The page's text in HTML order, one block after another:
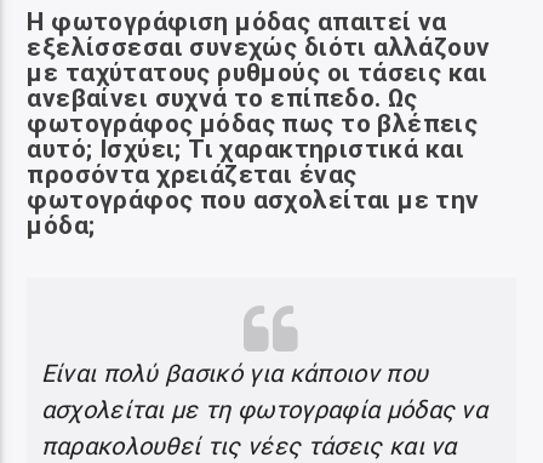
Η φωτογράφιση μόδας απαιτεί να
εξελίσσεσαι συνεχώς διότι αλλάζουν
με ταχύτατους ρυθμούς οι τάσεις και
ανεβαίνει συχνά το επίπεδο. Ως
φωτογράφος μόδας πως το βλέπεις
αυτό; Ισχύει; Τι χαρακτηριστικά και
προσόντα χρειάζεται ένας
φωτογράφος που ασχολείται με την
μόδα;
Είναι πολύ βασικό για κάποιον που
ασχολείται με τη φωτογραφία μόδας να
παρακολουθεί τις νέες τάσεις και να